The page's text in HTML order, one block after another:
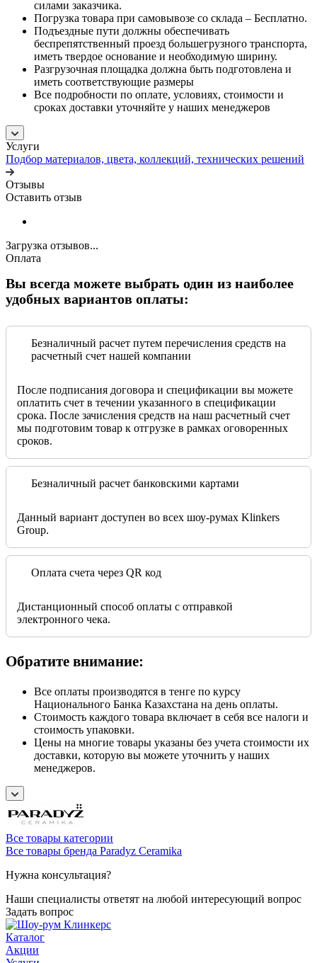
силами заказчика.
Погрузка товара при самовывозе со склада – Бесплатно.
Подъездные пути должны обеспечивать
беспрепятственный проезд большегрузного транспорта,
иметь твердое основание и необходимую ширину.
Разгрузочная площадка должна быть подготовлена и
иметь соответствующие размеры
Все подробности по оплате, условиях, стоимости и
сроках доставки уточняйте у наших менеджеров
Услуги
Подбор материалов, цвета, коллекций, технических решений
Отзывы
Оставить отзыв
Загрузка отзывов...
Оплата
Вы всегда можете выбрать один из наиболее
удобных вариантов оплаты:
Безналичный расчет путем перечисления средств на
расчетный счет нашей компании
После подписания договора и спецификации вы можете
оплатить счет в течении указанного в спецификации
срока. После зачисления средств на наш расчетный счет
мы подготовим товар к отгрузке в рамках оговоренных
сроков.
Безналичный расчет банковскими картами
Данный вариант доступен во всех шоу-румах Klinkers
Group.
Оплата счета через QR код
Дистанционный способ оплаты с отправкой
электронного чека.
Обратите внимание:
Все оплаты производятся в тенге по курсу
Национального Банка Казахстана на день оплаты.
Стоимость каждого товара включает в себя все налоги и
стоимость упаковки.
Цены на многие товары указаны без учета стоимости их
доставки, которую вы можете уточнить у наших
менеджеров.
Все товары категории
Все товары бренда Paradyz Ceramika
Нужна консультация?
Наши специалисты ответят на любой интересующий вопрос
Задать вопрос
Каталог
Акции